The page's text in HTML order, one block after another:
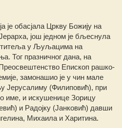
је обасјала Цркву Божију на
још једном је бљеснула
у Љуљацима на
Тог празничног дана, на
Епископ рашко-
замонашио је у чин мале
Јерусалиму (Филиповић), при
име, и искушенице Зорицу
и Радојку (Јанковић) давши
Михаила и Харитина.